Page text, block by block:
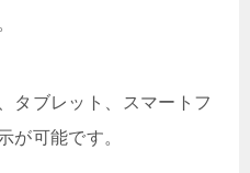
タブレット、スマートフ
が可能です。